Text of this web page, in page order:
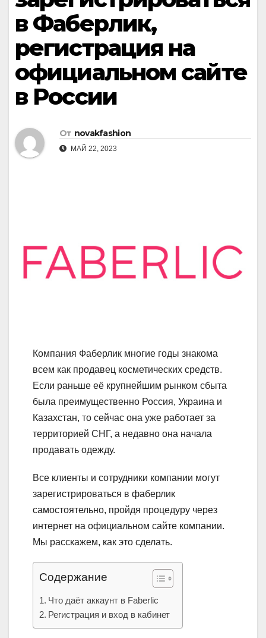
в Фаберлик,
регистрация на
официальном сайте
в России
От novakfashion
МАЙ 22, 2023
Компания Фаберлик многие годы знакома
всем как продавец косметических средств.
Если раньше её крупнейшим рынком сбыта
была преимущественно Россия, Украина и
Казахстан, то сейчас она уже работает за
территорией СНГ, а недавно она начала
продавать одежду.
Все клиенты и сотрудники компании могут
зарегистрироваться в фаберлик
самостоятельно, пройдя процедуру через
интернет на официальном сайте компании.
Мы расскажем, как это сделать.
Содержание
Что даёт аккаунт в Faberlic
Регистрация и вход в кабинет